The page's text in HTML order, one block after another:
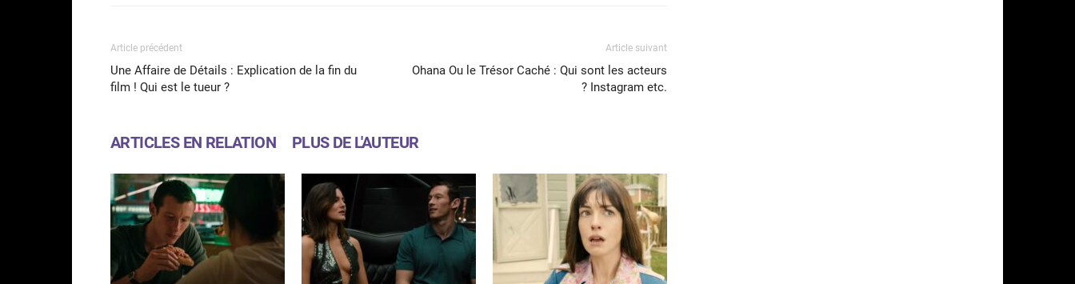
Article précédent
Une Affaire de Détails : Explication de la fin du
film ! Qui est le tueur ?
Article suivant
Ohana Ou le Trésor Caché : Qui sont les acteurs
? Instagram etc.
ARTICLES EN RELATION PLUS DE L'AUTEUR